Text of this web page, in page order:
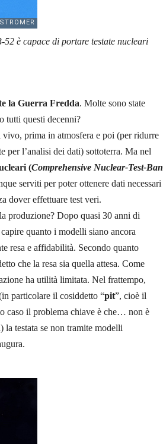
è capace di portare testate nucleari
la Guerra Fredda. Molte sono state
tutti questi decenni?
prima in atmosfera e poi (per ridurre
per l’analisi dei dati) sottoterra. Ma nel
(Comprehensive Nuclear-Test-Ban
serviti per poter ottenere dati necessari
dover effettuare test veri.
produzione? Dopo quasi 30 anni di
quanto i modelli siano ancora
resa e affidabilità. Secondo quanto
che la resa sia quella attesa. Come
ha utilità limitata. Nel frattempo,
particolare il cosiddetto “pit”, cioè il
caso il problema chiave è che… non è
testata se non tramite modelli